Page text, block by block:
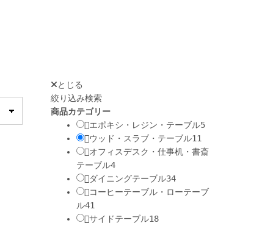
とじる
絞り込み検索
商品カテゴリー
エポキシ・レジン・テーブル5
ウッド・スラブ・テーブル11
オフィスデスク・仕事机・書斎
テーブル4
ダイニングテーブル34
コーヒーテーブル・ローテーブ
ル41
サイドテーブル18